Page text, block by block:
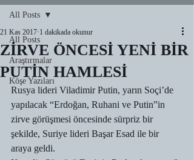
All Posts
Araştırmalar
Köşe Yazıları
All Posts
ZİRVE ÖNCESİ YENİ BİR
PUTİN HAMLESİ
21 Kas 2017 1 dakikada okunur
Rusya lideri Viladimir Putin, yarın Soçi’de
yapılacak “Erdoğan, Ruhani ve Putin”in
zirve görüşmesi öncesinde sürpriz bir
şekilde, Suriye lideri Başar Esad ile bir
araya geldi.